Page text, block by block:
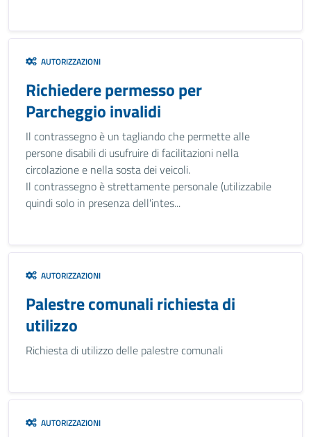
AUTORIZZAZIONI
Richiedere permesso per
Parcheggio invalidi
Il contrassegno è un tagliando che permette alle
persone disabili di usufruire di facilitazioni nella
circolazione e nella sosta dei veicoli.
Il contrassegno è strettamente personale (utilizzabile
quindi solo in presenza dell'intes...
AUTORIZZAZIONI
Palestre comunali richiesta di
utilizzo
Richiesta di utilizzo delle palestre comunali
AUTORIZZAZIONI